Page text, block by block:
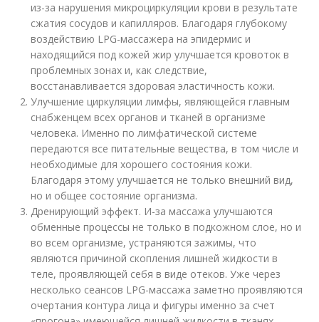
из-за нарушения микроциркуляции крови в результате
сжатия сосудов и капилляров. Благодаря глубокому
воздействию LPG-массажера на эпидермис и
находящийся под кожей жир улучшается кровоток в
проблемных зонах и, как следствие,
восстанавливается здоровая эластичность кожи.
Улучшение циркуляции лимфы, являющейся главным
снабженцем всех органов и тканей в организме
человека. Именно по лимфатической системе
передаются все питательные вещества, в том числе и
необходимые для хорошего состояния кожи.
Благодаря этому улучшается не только внешний вид,
но и общее состояние организма.
Дренирующий эффект. И-за массажа улучшаются
обменные процессы не только в подкожном слое, но и
во всем организме, устраняются зажимы, что
являются причиной скопления лишней жидкости в
теле, проявляющей себя в виде отеков. Уже через
несколько сеансов LPG-массажа заметно проявляются
очертания контура лица и фигуры именно за счет